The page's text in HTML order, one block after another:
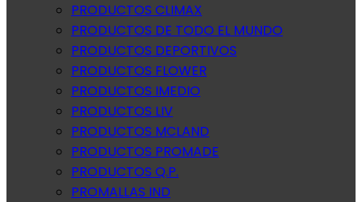
PRODUCTOS CLIMAX
PRODUCTOS DE TODO EL MUNDO
PRODUCTOS DEPORTIVOS
PRODUCTOS FLOWER
PRODUCTOS IMEDIO
PRODUCTOS LIV
PRODUCTOS MCLAND
PRODUCTOS PROMADE
PRODUCTOS Q.P.
PROMALLAS IND